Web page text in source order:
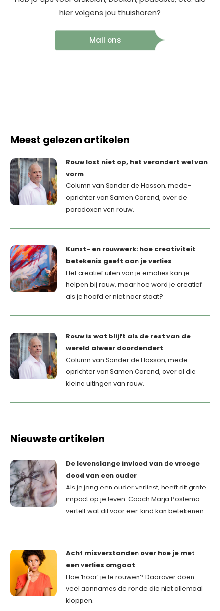
hier volgens jou thuishoren?
Mail ons
Meest gelezen artikelen
Rouw lost niet op, het verandert wel van
vorm
Column van Sander de Hosson, mede-
oprichter van Samen Carend, over de
paradoxen van rouw.
Kunst- en rouwwerk: hoe creativiteit
betekenis geeft aan je verlies
Het creatief uiten van je emoties kan je
helpen bij rouw, maar hoe word je creatief
als je hoofd er niet naar staat?
Rouw is wat blijft als de rest van de
wereld alweer doordendert
Column van Sander de Hosson, mede-
oprichter van Samen Carend, over al die
kleine uitingen van rouw.
Nieuwste artikelen
De levenslange invloed van de vroege
dood van een ouder
Als je jong een ouder verliest, heeft dit grote
impact op je leven. Coach Marja Postema
vertelt wat dit voor een kind kan betekenen.
Acht misverstanden over hoe je met
een verlies omgaat
Hoe ‘hoor’ je te rouwen? Daarover doen
veel aannames de ronde die niet allemaal
kloppen.